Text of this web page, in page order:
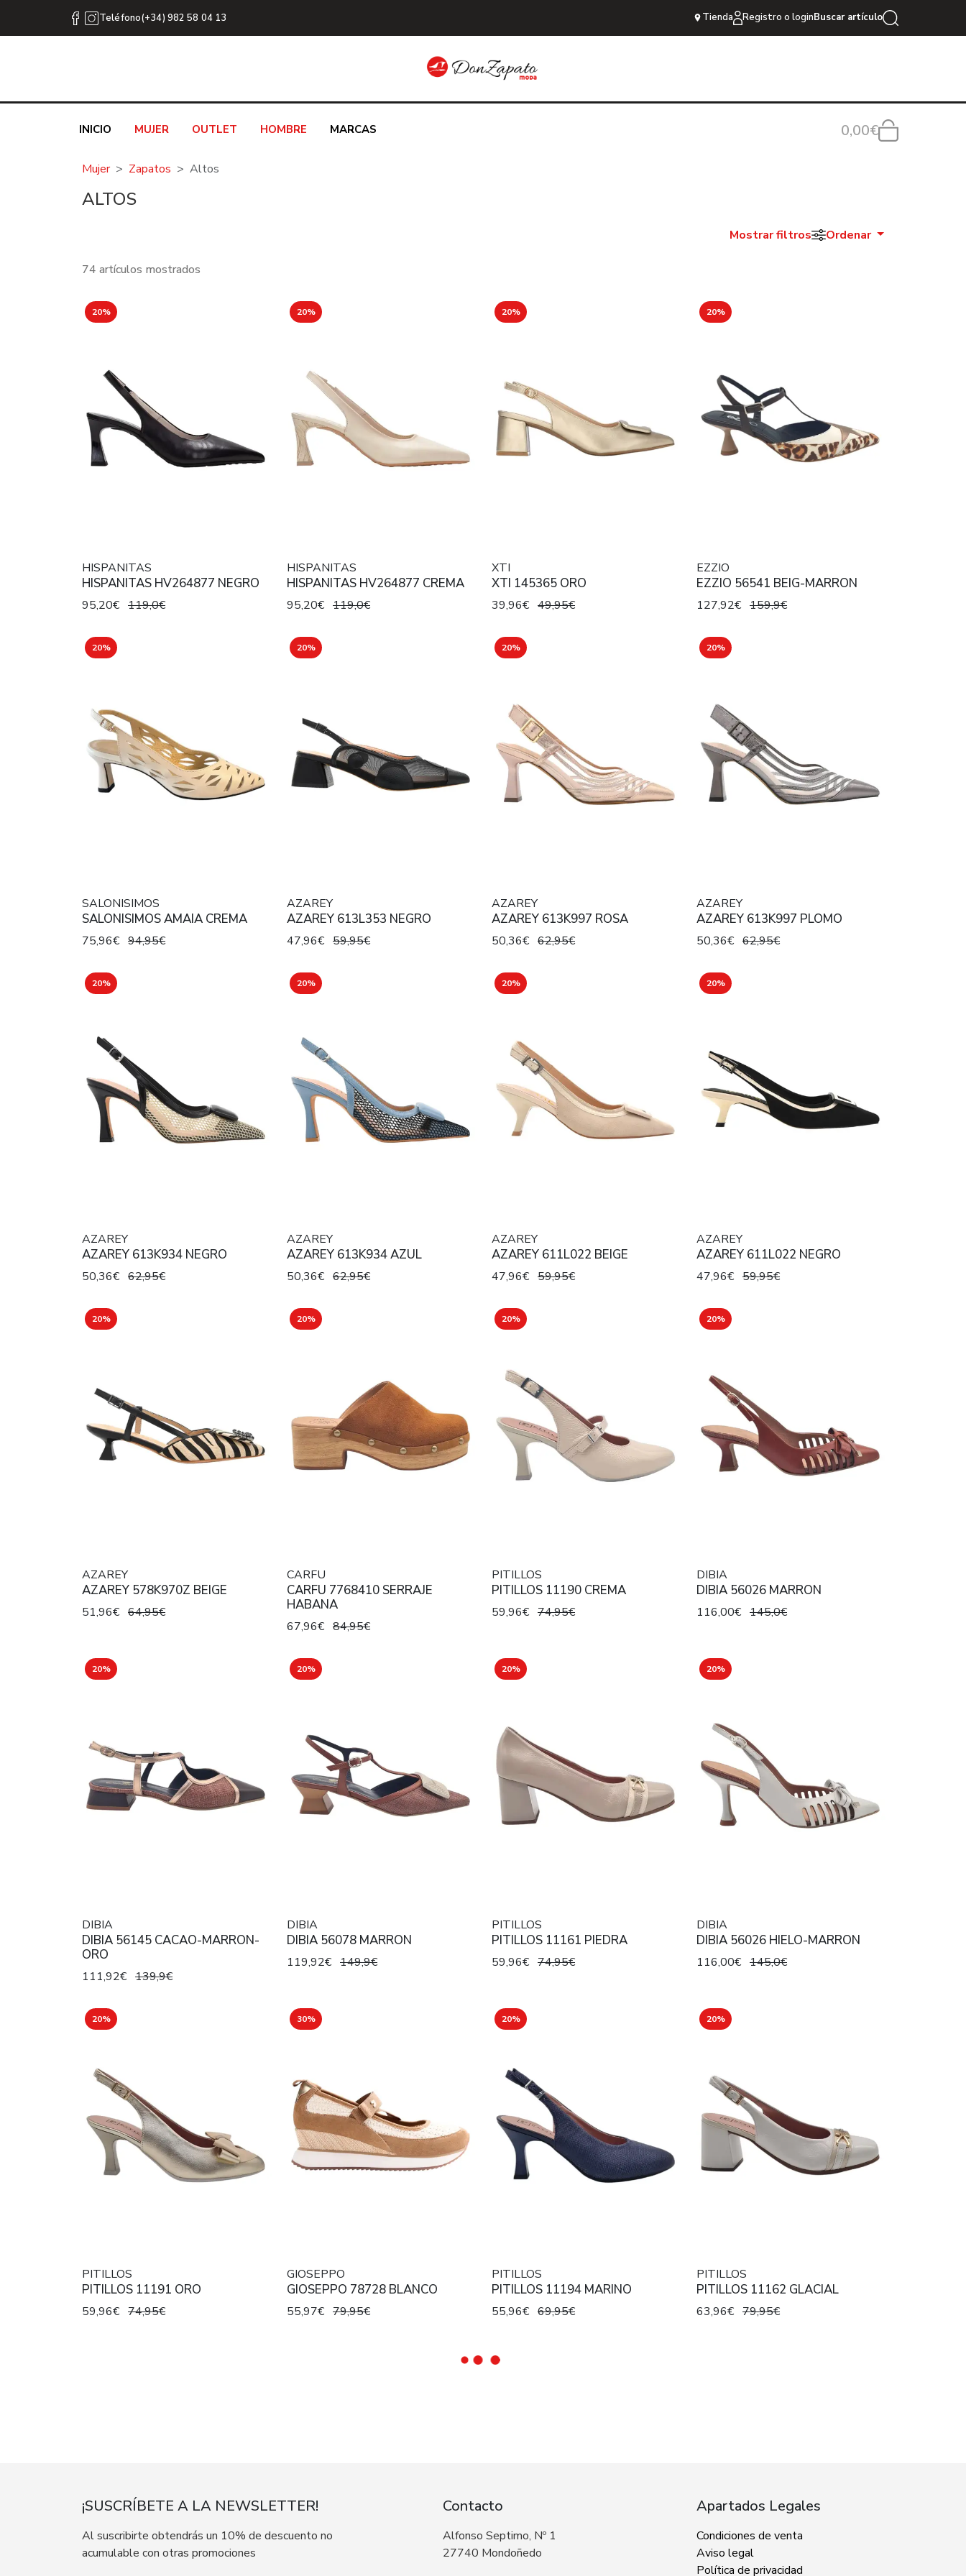
Teléfono(+34) 982 58 04 13 Tienda Registro o loginBuscar artículo
INICIO MUJER OUTLET HOMBRE MARCAS 0,00€
Mujer Zapatos Altos
ALTOS
Mostrar filtros Ordenar
74 artículos mostrados
20%
HISPANITAS
HISPANITAS HV264877 NEGRO
95,20€ 119,0€
20%
HISPANITAS
HISPANITAS HV264877 CREMA
95,20€ 119,0€
20%
XTI
XTI 145365 ORO
39,96€ 49,95€
20%
EZZIO
EZZIO 56541 BEIG-MARRON
127,92€ 159,9€
20%
SALONISIMOS
SALONISIMOS AMAIA CREMA
75,96€ 94,95€
20%
AZAREY
AZAREY 613L353 NEGRO
47,96€ 59,95€
20%
AZAREY
AZAREY 613K997 ROSA
50,36€ 62,95€
20%
AZAREY
AZAREY 613K997 PLOMO
50,36€ 62,95€
20%
AZAREY
AZAREY 613K934 NEGRO
50,36€ 62,95€
20%
AZAREY
AZAREY 613K934 AZUL
50,36€ 62,95€
20%
AZAREY
AZAREY 611L022 BEIGE
47,96€ 59,95€
20%
AZAREY
AZAREY 611L022 NEGRO
47,96€ 59,95€
20%
AZAREY
AZAREY 578K970Z BEIGE
51,96€ 64,95€
20%
CARFU
CARFU 7768410 SERRAJE
HABANA
67,96€ 84,95€
20%
PITILLOS
PITILLOS 11190 CREMA
59,96€ 74,95€
20%
DIBIA
DIBIA 56026 MARRON
116,00€ 145,0€
20%
DIBIA
DIBIA 56145 CACAO-MARRON-
ORO
111,92€ 139,9€
20%
DIBIA
DIBIA 56078 MARRON
119,92€ 149,9€
20%
PITILLOS
PITILLOS 11161 PIEDRA
59,96€ 74,95€
20%
DIBIA
DIBIA 56026 HIELO-MARRON
116,00€ 145,0€
20%
PITILLOS
PITILLOS 11191 ORO
59,96€ 74,95€
30%
GIOSEPPO
GIOSEPPO 78728 BLANCO
55,97€ 79,95€
20%
PITILLOS
PITILLOS 11194 MARINO
55,96€ 69,95€
20%
PITILLOS
PITILLOS 11162 GLACIAL
63,96€ 79,95€
¡SUSCRÍBETE A LA NEWSLETTER!
Al suscribirte obtendrás un 10% de descuento no
acumulable con otras promociones
Contacto
Alfonso Septimo, Nº 1
27740 Mondoñedo
Apartados Legales
Condiciones de venta
Aviso legal
Política de privacidad